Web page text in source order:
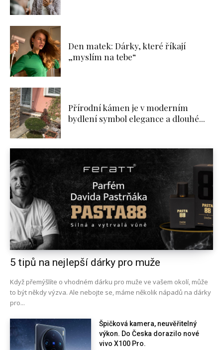
Den matek: Dárky, které říkají
„myslím na tebe“
Přírodní kámen je v moderním
bydlení symbol elegance a dlouhé...
5 tipů na nejlepší dárky pro muže
Když přemýšlíte o vhodném dárku pro muže ve vašem okolí, může
to být někdy výzva. Ale nebojte se, máme několik nápadů na dárky
pro...
Špičková kamera, neuvěřitelný
výkon. Do Česka dorazilo nové
vivo X100 Pro.